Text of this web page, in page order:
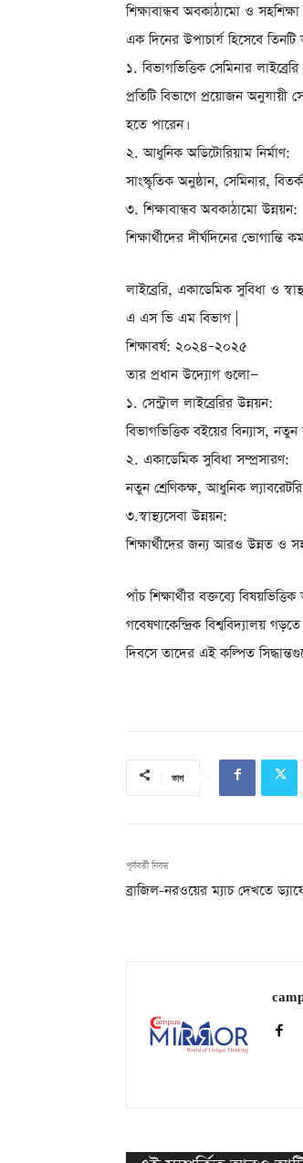
শিক্ষাবান্ধব অবকাঠামো ও
এক দিনের উপাচার্য হিসেবে
১. বিভাগভিত্তিক সেমিনার লাইব্রেরি
প্রতিটি বিভাগে প্রয়োজন অনুযায়ী
হতে পারেন।
২. আধুনিক অডিটোরিয়াম নির্মাণ:
সাংস্কৃতিক অনুষ্ঠান, সেমিনার,
৩. শিক্ষাবান্ধব অবকাঠামো উন্নয়ন:
শিক্ষার্থীদের দীর্ঘদিনের
লাইব্রেরি, একাডেমিক সুবিধা ও
এ এস ভি এম বিভাগ |
শিক্ষাবর্ষ: ২০২৪–২০২৫
তার প্রধান উদ্যোগ গুলো—
১. সেন্ট্রাল লাইব্রেরির উন্নয়ন:
বিভাগভিত্তিক বইয়ের বিন্যাস,
২. একাডেমিক সুবিধা সম্প্রসারণ:
নতুন শ্রেণিকক্ষ, আধুনিক
৩.স্বাস্থ্যসেবা উন্নয়ন:
শিক্ষার্থীদের জন্য আরও উন্নত ও
পাঁচ শিক্ষার্থীর বক্তব্যে
গবেষণাকেন্দ্রিক বিশ্ববিদ্যালয়
দিবসে তাদের এই কল্পিত
ভাগ
পূর্ববর্তী নিবন্ধ
ব্রাজিল-নরওয়ের ম্যাচ দেখতে